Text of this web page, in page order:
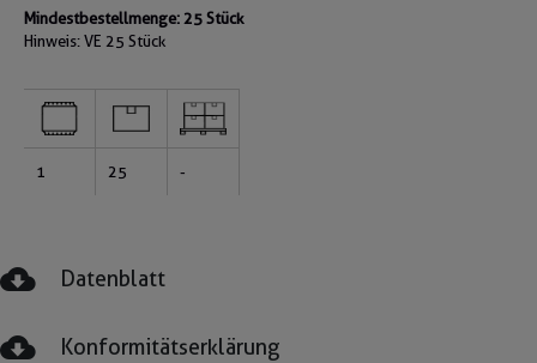
Mindestbestellmenge: 25 Stück
Hinweis: VE 25 Stück
1 25 -
Datenblatt
Konformitätserklärung